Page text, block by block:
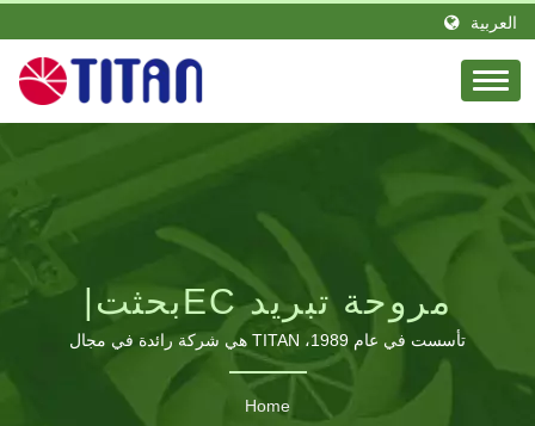
العربية
مروحة تبريد ECبحثت|
مصنع مراوح التبريد B2B |تأسست في عام 1989، TITAN هي شركة رائدة في مجال
التدفئة، بفريق متميز من المهندسين وشغفها. موجودة في تايوان
وأنشأت فرعًا في ألمانيا. TITAN لديها كميات كبيرة من الموزعينHome